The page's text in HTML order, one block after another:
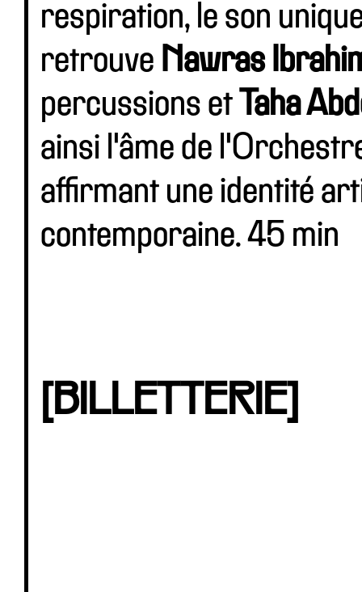
respiration, le son
retrouve Nawras
percussions et
Taha
ainsi l'âme de
affirmant une identité
contemporaine. 45 min
[BILLETTERIE]